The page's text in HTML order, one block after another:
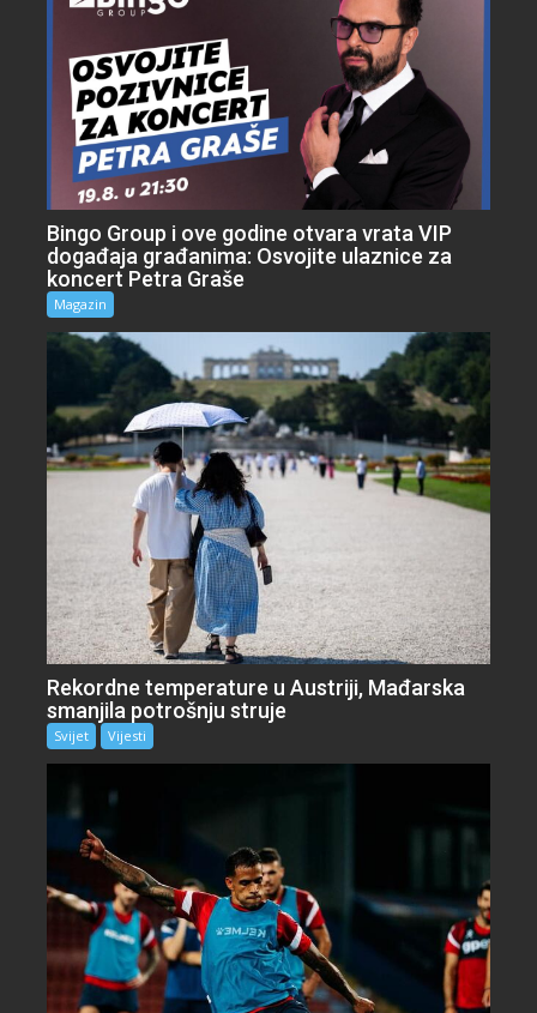
Bingo Group i ove godine otvara vrata VIP
događaja građanima: Osvojite ulaznice za
koncert Petra Graše
Magazin
Rekordne temperature u Austriji, Mađarska
smanjila potrošnju struje
Svijet Vijesti